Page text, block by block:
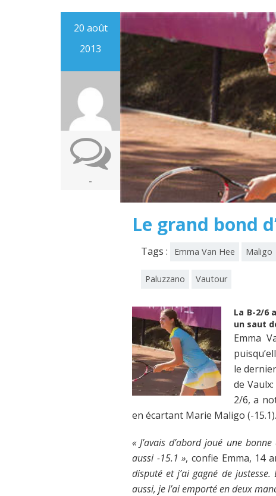
20 août
2013
-
Le grand bond
Tags : Emma Van Hee Maligo
Paluzzano Vautour
La B-2/6
un saut
Emma
le
de
2/6, a
en écartant Marie Maligo (-15.1).
« J’avais d’abord joué une
aussi -15.1 », confie Emma, 14
disputé et j’ai gagné de
aussi, je l’ai emporté en deux